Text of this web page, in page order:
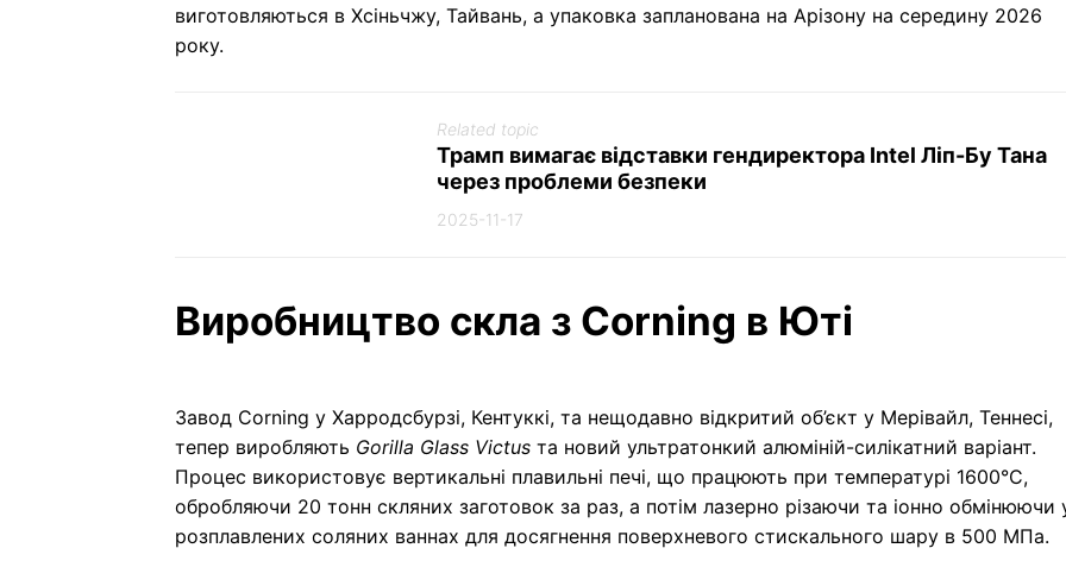
виготовляються в Хсіньчжу, Тайвань, а упаковка запланована на Арізону на середину 2026
року.
Related topic
Трамп вимагає відставки гендиректора Intel Ліп-Бу Тана
через проблеми безпеки
2025-11-17
Виробництво скла з Corning в Юті
Завод Corning у Харродсбурзі, Кентуккі, та нещодавно відкритий об’єкт у Мерівайл, Теннесі,
тепер виробляють Gorilla Glass Victus та новий ультратонкий алюміній-силікатний варіант.
Процес використовує вертикальні плавильні печі, що працюють при температурі 1600°C,
обробляючи 20 тонн скляних заготовок за раз, а потім лазерно різаючи та іонно обмінюючи
розплавлених соляних ваннах для досягнення поверхневого стискального шару в 500 МПа.